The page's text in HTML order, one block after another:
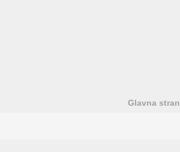
Glavna stran